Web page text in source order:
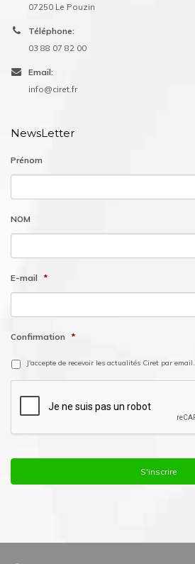
07250 Le Pouzin
Téléphone:
03 88 07 82 00
Email:
info@ciret.fr
NewsLetter
Prénom
NOM
E-mail *
Confirmation *
J'accepte de recevoir les actualités Ciret par email.